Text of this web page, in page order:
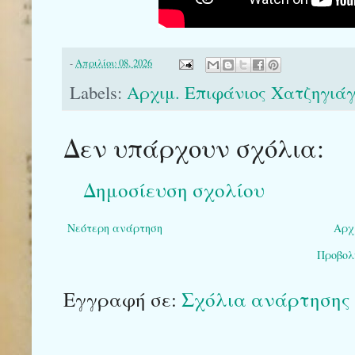
-Απριλίου 08, 2026
Labels: Αρχιμ. Επιφάνιος
Δεν υπάρχουν σχόλια:
Δημοσίευση σχολίου
Νεότερη ανάρτηση
Εγγραφή σε: Σχόλια